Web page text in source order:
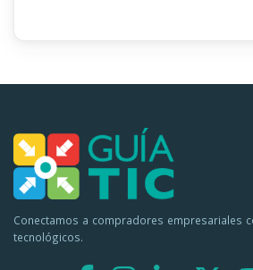
Conectamos a compradores empresariales
tecnológicos.